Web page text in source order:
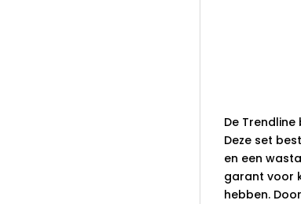
De
Deze set
en een
garant voor
hebben.